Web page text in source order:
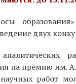
двух
на премию им.
работ